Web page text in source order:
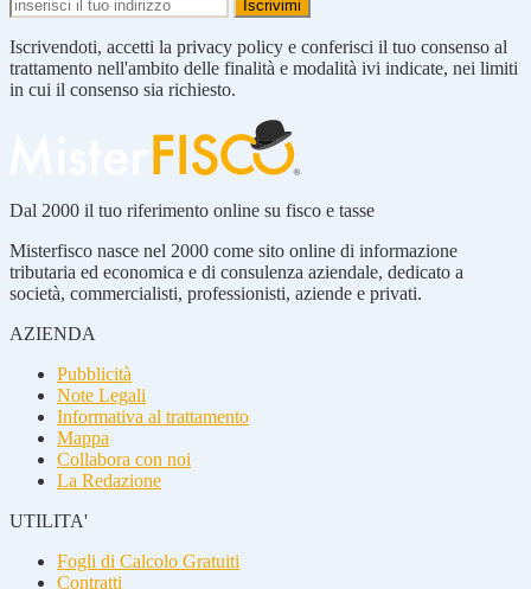
Iscrivendoti, accetti la privacy policy e conferisci il tuo consenso al
trattamento nell'ambito delle finalità e modalità ivi indicate, nei limiti
in cui il consenso sia richiesto.
Dal 2000 il tuo riferimento online su fisco e tasse
Misterfisco nasce nel 2000 come sito online di informazione
tributaria ed economica e di consulenza aziendale, dedicato a
società, commercialisti, professionisti, aziende e privati.
AZIENDA
Pubblicità
Note Legali
Informativa al trattamento
Mappa
Collabora con noi
La Redazione
UTILITA'
Fogli di Calcolo Gratuiti
Contratti